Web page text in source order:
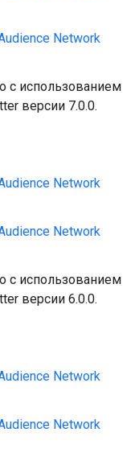
Network
с использованием
версии 7.0.0.
Network
Network
с использованием
версии 6.0.0.
Network
Network